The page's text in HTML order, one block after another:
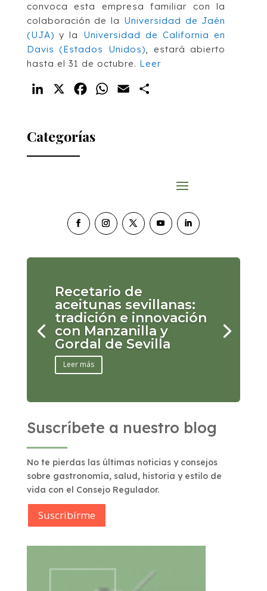
convoca esta empresa familiar con la
colaboración de la Universidad de Jaén
(UJA) y la Universidad de California en
Davis (Estados Unidos), estará abierto
hasta el 31 de octubre. Leer
LinkedIn FacebookWhatsApp
Email
Categorías
Recetario de
aceitunas sevillanas:
tradición e innovación
con Manzanilla y
Gordal de Sevilla
Leer más
Suscríbete a nuestro blog
No te pierdas las últimas noticias y consejos
sobre gastronomía, salud, historia y estilo de
vida con el Consejo Regulador.
Suscribírme